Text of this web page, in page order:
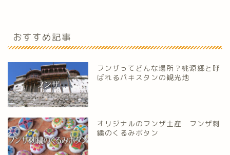
おすすめ記事
フンザってどんな場所？桃源郷と呼
ばれるパキスタンの観光地
オリジナルのフンザ土産 フンザ刺
繍のくるみボタン